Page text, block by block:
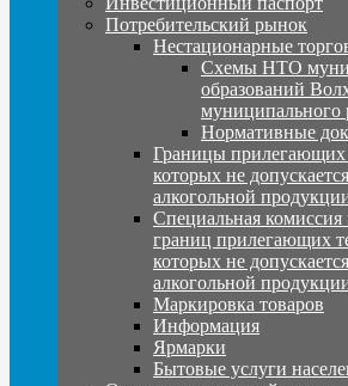
Потребительский рынок
Нестационарные
Схемы НТО
образований
муниципального
Нормативные
Границы прилегающих
которых не
алкогольной
Специальная
границ прилегающих
которых не
алкогольной
Маркировка товаров
Информация
Ярмарки
Бытовые услуги